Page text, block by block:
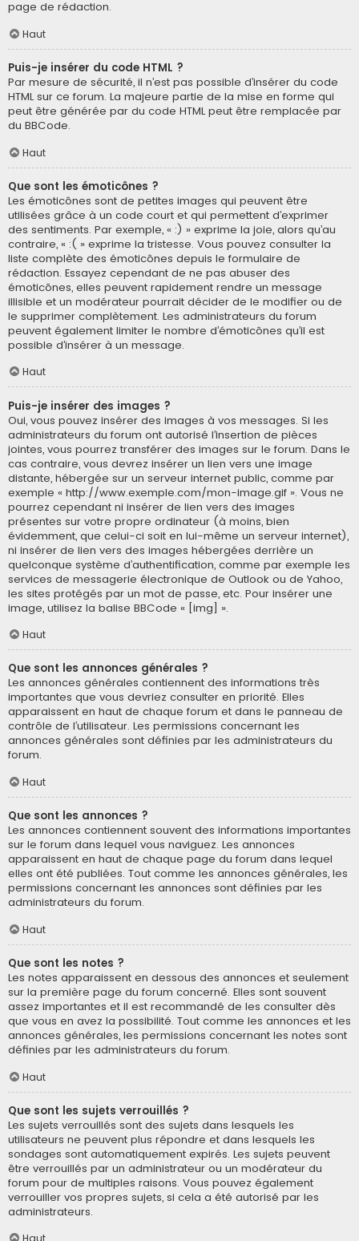
page de rédaction.
Haut
Puis-je insérer du code HTML ?
Par mesure de sécurité, il n’est pas possible d’insérer du code
HTML sur ce forum. La majeure partie de la mise en forme qui
peut être générée par du code HTML peut être remplacée par
du BBCode.
Haut
Que sont les émoticônes ?
Les émoticônes sont de petites images qui peuvent être
utilisées grâce à un code court et qui permettent d’exprimer
des sentiments. Par exemple, « :) » exprime la joie, alors qu’au
contraire, « :( » exprime la tristesse. Vous pouvez consulter la
liste complète des émoticônes depuis le formulaire de
rédaction. Essayez cependant de ne pas abuser des
émoticônes, elles peuvent rapidement rendre un message
illisible et un modérateur pourrait décider de le modifier ou de
le supprimer complètement. Les administrateurs du forum
peuvent également limiter le nombre d’émoticônes qu’il est
possible d’insérer à un message.
Haut
Puis-je insérer des images ?
Oui, vous pouvez insérer des images à vos messages. Si les
administrateurs du forum ont autorisé l’insertion de pièces
jointes, vous pourrez transférer des images sur le forum. Dans le
cas contraire, vous devrez insérer un lien vers une image
distante, hébergée sur un serveur internet public, comme par
exemple « http://www.exemple.com/mon-image.gif ». Vous ne
pourrez cependant ni insérer de lien vers des images
présentes sur votre propre ordinateur (à moins, bien
évidemment, que celui-ci soit en lui-même un serveur internet),
ni insérer de lien vers des images hébergées derrière un
quelconque système d’authentification, comme par exemple les
services de messagerie électronique de Outlook ou de Yahoo,
les sites protégés par un mot de passe, etc. Pour insérer une
image, utilisez la balise BBCode « [img] ».
Haut
Que sont les annonces générales ?
Les annonces générales contiennent des informations très
importantes que vous devriez consulter en priorité. Elles
apparaissent en haut de chaque forum et dans le panneau de
contrôle de l’utilisateur. Les permissions concernant les
annonces générales sont définies par les administrateurs du
forum.
Haut
Que sont les annonces ?
Les annonces contiennent souvent des informations importantes
sur le forum dans lequel vous naviguez. Les annonces
apparaissent en haut de chaque page du forum dans lequel
elles ont été publiées. Tout comme les annonces générales, les
permissions concernant les annonces sont définies par les
administrateurs du forum.
Haut
Que sont les notes ?
Les notes apparaissent en dessous des annonces et seulement
sur la première page du forum concerné. Elles sont souvent
assez importantes et il est recommandé de les consulter dès
que vous en avez la possibilité. Tout comme les annonces et les
annonces générales, les permissions concernant les notes sont
définies par les administrateurs du forum.
Haut
Que sont les sujets verrouillés ?
Les sujets verrouillés sont des sujets dans lesquels les
utilisateurs ne peuvent plus répondre et dans lesquels les
sondages sont automatiquement expirés. Les sujets peuvent
être verrouillés par un administrateur ou un modérateur du
forum pour de multiples raisons. Vous pouvez également
verrouiller vos propres sujets, si cela a été autorisé par les
administrateurs.